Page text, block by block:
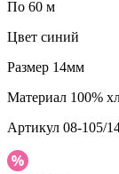
По 60 м
Цвет синий
Размер 14мм
Материал 100%
Артикул 08-105/